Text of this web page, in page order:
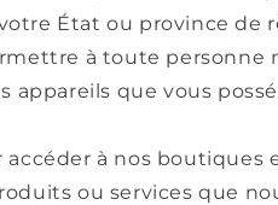
État ou province de
à toute personne
appareils que vous
accéder à nos boutiques
ou services que